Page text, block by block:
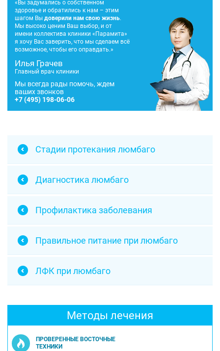
«Вы задумались о собственном
здоровье и обратились к нам – этим
шагом Вы доверили нам свою жизнь.
Мы высоко ценим Ваш выбор, и от
имени коллектива клиники «Парамита»
я хочу Вас заверить, что мы сделаем всё
возможное, чтобы его оправдать.»
Илья Грачев
Главный врач клиники
Мы всегда рады помочь, ждем
ваших звонков
+7(495) 198-06-06
Стадии протекания люмбаго
Диагностика люмбаго
Профилактика заболевания
Правильное питание при люмбаго
ЛФК при люмбаго
Методы лечения
ПРОВЕРЕННЫЕ ВОСТОЧНЫЕ
ТЕХНИКИ